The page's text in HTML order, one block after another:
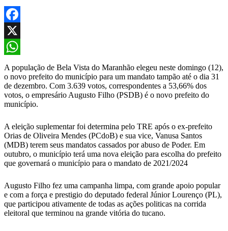
Facebook
X
WhatsApp
A população de Bela Vista do Maranhão elegeu neste domingo (12),
o novo prefeito do município para um mandato tampão até o dia 31
de dezembro. Com 3.639 votos, correspondentes a 53,66% dos
votos, o empresário Augusto Filho (PSDB) é o novo prefeito do
município.
A eleição suplementar foi determina pelo TRE após o ex-prefeito
Orias de Oliveira Mendes (PCdoB) e sua vice, Vanusa Santos
(MDB) terem seus mandatos cassados por abuso de Poder. Em
outubro, o município terá uma nova eleição para escolha do prefeito
que governará o município para o mandato de 2021/2024
Augusto Filho fez uma campanha limpa, com grande apoio popular
e com a força e prestigio do deputado federal Júnior Lourenço (PL),
que participou ativamente de todas as ações politicas na corrida
eleitoral que terminou na grande vitória do tucano.